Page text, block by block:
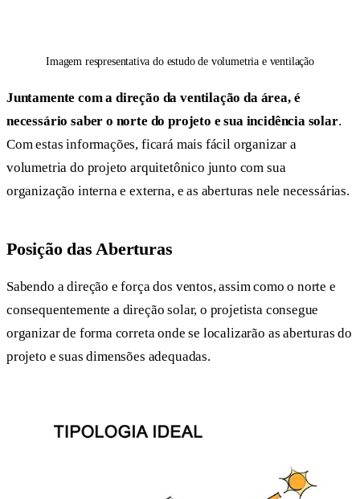
Imagem respresentativa do estudo de volumetria e ventilação
Juntamente com a direção da ventilação da área, é
necessário saber o norte do projeto e sua incidência solar.
Com estas informações, ficará mais fácil organizar a
volumetria do projeto arquitetônico junto com sua
organização interna e externa, e as aberturas nele necessárias.
Posição das Aberturas
Sabendo a direção e força dos ventos, assim como o norte e
consequentemente a direção solar, o projetista consegue
organizar de forma correta onde se localizarão as aberturas do
projeto e suas dimensões adequadas.